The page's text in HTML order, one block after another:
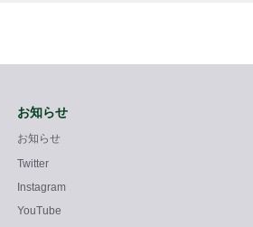
お知らせ
お知らせ
Twitter
Instagram
YouTube